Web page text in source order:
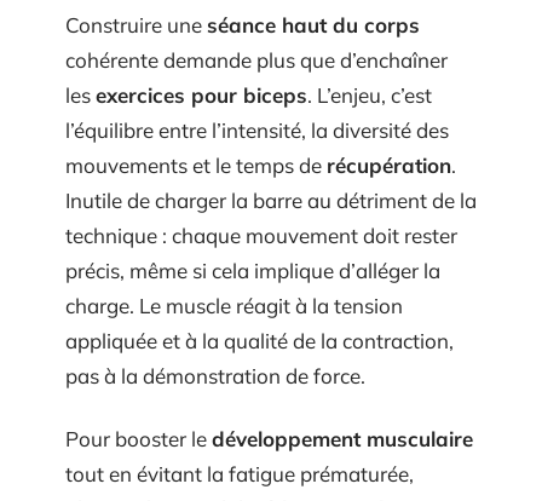
Construire uneséance haut du corps
cohérente demande plus que d’enchaîner
lesexercices pour biceps. L’enjeu, c’est
l’équilibre entre l’intensité, la diversité des
mouvements et le temps de récupération.
Inutile de charger la barre au détriment de la
technique : chaque mouvement doit rester
précis, même si cela implique d’alléger la
charge. Le muscle réagit à la tension
appliquée et à la qualité de la contraction,
pas à la démonstration de force.
Pour booster ledéveloppement musculaire
tout en évitant la fatigue prématurée,